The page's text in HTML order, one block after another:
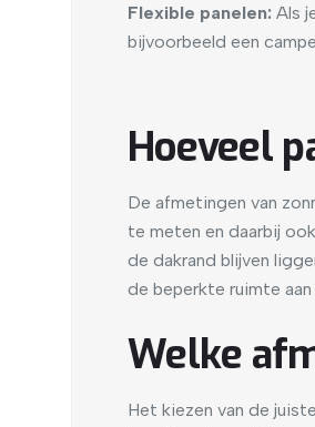
Flexible panelen: Als
bijvoorbeeld een
Hoeveel
De afmetingen van
te meten en daarbij
de dakrand blijven
de beperkte ruimte aan
Welke
Het kiezen van de